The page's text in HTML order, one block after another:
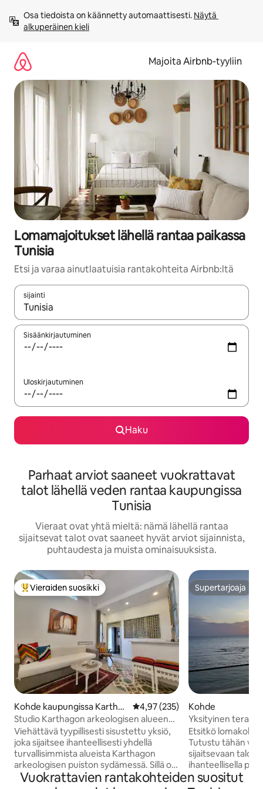
sisältö
väliin
Osa tiedoista on käännetty automaattisesti. Näytä
alkuperäinen kieli
Majoita Airbnb-tyyliin
Lomamajoitukset lähellä rantaa paikassa
Tunisia
Etsi ja varaa ainutlaatuisia rantakohteita Airbnb:ltä
sijainti
Kun tulokset ovat saatavilla, navigoi ylös- ja alas-
Sisäänkirjautuminen
Uloskirjautuminen
Haku
Parhaat arviot saaneet vuokrattavat
talot lähellä veden rantaa kaupungissa
Tunisia
Vieraat ovat yhtä mieltä: nämä lähellä rantaa
sijaitsevat talot ovat saaneet hyvät arviot sijainnista,
puhtaudesta ja muista ominaisuuksista.
Vieraiden suosikkien parhaimmistoa
Vieraiden suosikki
Kohde kaupungissa Karthag
o
Keskimääräinen arvio 4,97/5,
4,97 (235)
Studio Karthagon arkeologisen alueen
sydämessä
Viehättävä tyypillisesti sisustettu yksiö,
joka sijaitsee ihanteellisesti yhdellä
turvallisimmista alueista Karthagon
arkeologisen puiston sydämessä. Sillä on
itsenäinen sisäänkäynti, ja se koostuu
Supertarjoaja
Supertarjoaja
Kohde
Yksityinen terassi
pääsy rannalle
Etsitkö
Tutustu tähän
sijaitsevaan
ihanteellisella
keskustaa ja josta
Vuokrattavien rantakohteiden suositut